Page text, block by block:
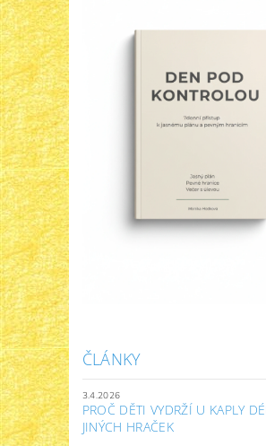
ČLÁNKY
3.4.2026
PROČ DĚTI VYDRŽÍ U KAPLY
JINÝCH HRAČEK